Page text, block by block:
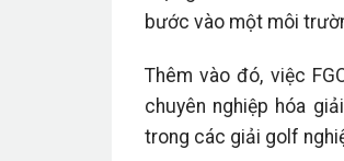
bước vào một môi
Thêm vào đó, việc
chuyên nghiệp hóa
trong các giải golf